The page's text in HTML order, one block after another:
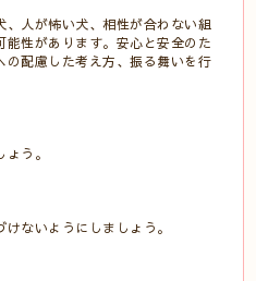
、人が怖い犬、相性が合わない組
性があります。安心と安全のた
の配慮した考え方、振る舞いを行
う。
ないようにしましょう。